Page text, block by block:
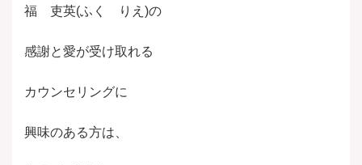
福 吏英(ふく りえ)の
感謝と愛が受け取れる
カウンセリングに
興味のある方は、